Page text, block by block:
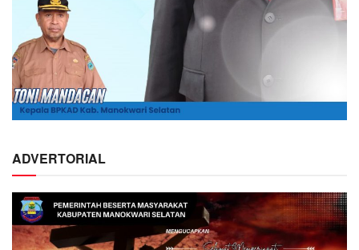
ADVERTORIAL